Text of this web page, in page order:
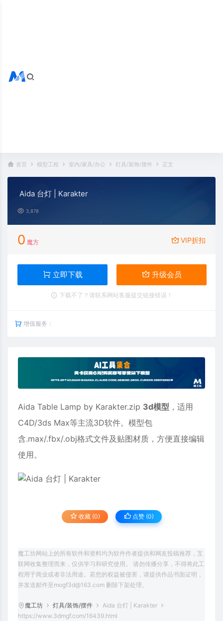
首页 模型工程 室内/家具/办公 灯具/装饰/摆件 正文
Aida 台灯 | Karakter
3,878
0 魔方 VIP折扣
立即下载 升级会员
下载不了？请联系网站客服提交链接错误！
增值服务：
Aida Table Lamp by Karakter.zip 3d模型 ，适用
C4D/3ds Max等主流3D软件。模型包
含.max/.fbx/.obj格式文件及贴图材质，方便直接编辑
使用。
收藏 (0) 点赞 (0)
魔工坊网站上的所有软件和资料均为软件作者提供和网友投稿推荐，互
联网收集整理而来，仅供学习和研究使用。 请勿传播分享，不得将此工
程用于商业或者非法用途。若您的权益被侵害，请提供作品书面证明，
并发送邮件至mogf3d@163.com 删除下架处理。
魔工坊 灯具/装饰/摆件
Aida 台灯 | Karakter
https://www.3dmgf.com/16439.html